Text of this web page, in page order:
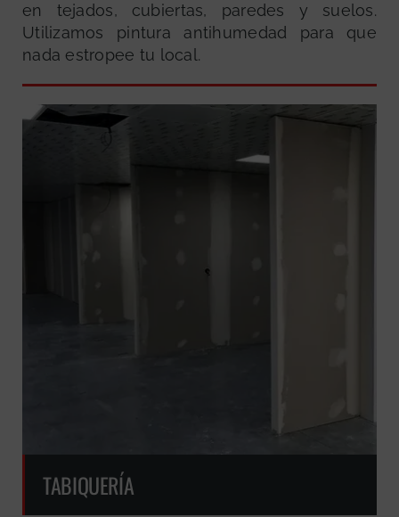
en tejados, cubiertas, paredes y suelos.
Utilizamos pintura antihumedad para que
nada estropee tu local.
TABIQUERÍA